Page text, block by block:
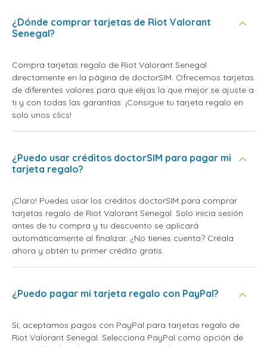
¿Dónde comprar tarjetas de Riot Valorant
Senegal?
Compra tarjetas regalo de Riot Valorant Senegal
directamente en la página de doctorSIM. Ofrecemos tarjetas
de diferentes valores para que elijas la que mejor se ajuste a
ti y con todas las garantías. ¡Consigue tu tarjeta regalo en
solo unos clics!
¿Puedo usar créditos doctorSIM para pagar mi
tarjeta regalo?
¡Claro! Puedes usar los créditos doctorSIM para comprar
tarjetas regalo de Riot Valorant Senegal. Solo inicia sesión
antes de tu compra y tu descuento se aplicará
automáticamente al finalizar. ¿No tienes cuenta? Créala
ahora y obtén tu primer crédito gratis.
¿Puedo pagar mi tarjeta regalo con PayPal?
Sí, aceptamos pagos con PayPal para tarjetas regalo de
Riot Valorant Senegal. Selecciona PayPal como opción de